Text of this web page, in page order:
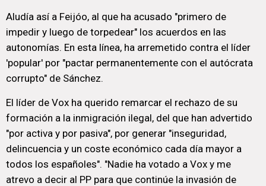
Aludía así a Feijóo, al que ha acusado "primero de
impedir y luego de torpedear" los acuerdos en las
autonomías. En esta línea, ha arremetido contra el líder
'popular' por "pactar permanentemente con el autócrata
corrupto" de Sánchez.
El líder de Vox ha querido remarcar el rechazo de su
formación a la inmigración ilegal, del que han advertido
"por activa y por pasiva", por generar "inseguridad,
delincuencia y un coste económico cada día mayor a
todos los españoles". "Nadie ha votado a Vox y me
atrevo a decir al PP para que continúe la invasión de